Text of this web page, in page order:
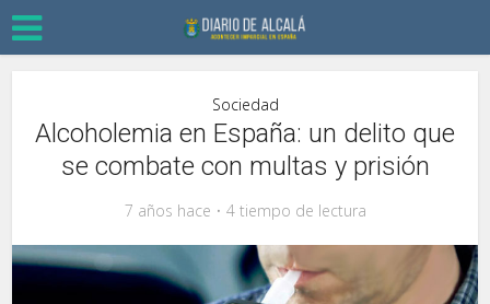
Sociedad
Alcoholemia en España: un delito que
se combate con multas y prisión
7 años hace 4 tiempo de lectura